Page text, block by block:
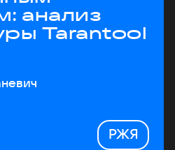
анализ
Tarantool
РЖЯ